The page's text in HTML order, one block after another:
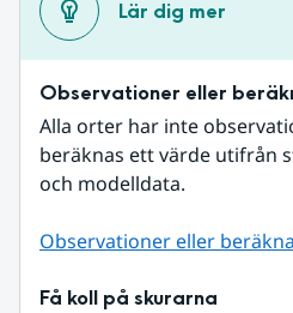
Lär dig mer
Observationer eller
Alla orter har inte
beräknas ett värde utifrån
och modelldata.
Observationer eller
Få koll på skurarna